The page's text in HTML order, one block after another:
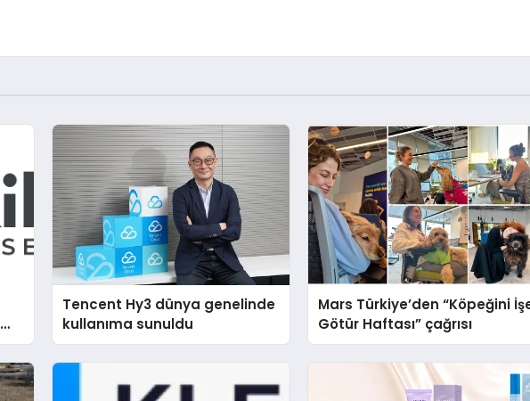
Tencent Hy3 dünya genelinde
kullanıma sunuldu
Mars Türkiye’den “Köpeğini
Götür Haftası” çağrısı